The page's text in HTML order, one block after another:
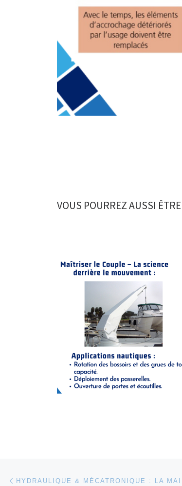
VOUS POURREZ AUSSI
Parcourir les articles